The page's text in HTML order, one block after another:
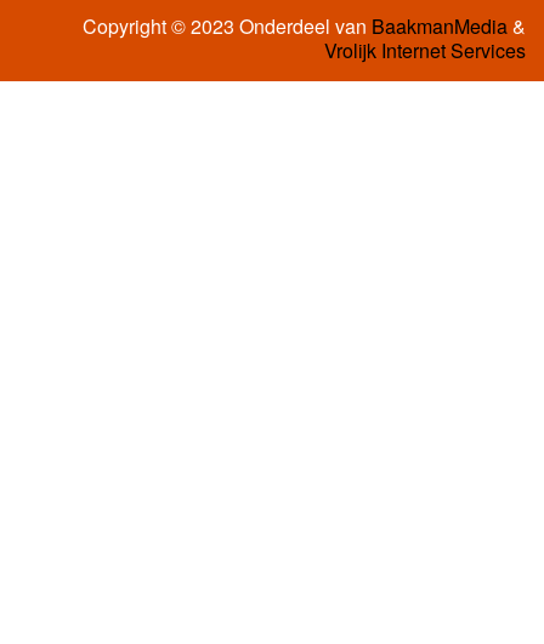
Copyright © 2023 Onderdeel van BaakmanMedia&
Vrolijk Internet Services